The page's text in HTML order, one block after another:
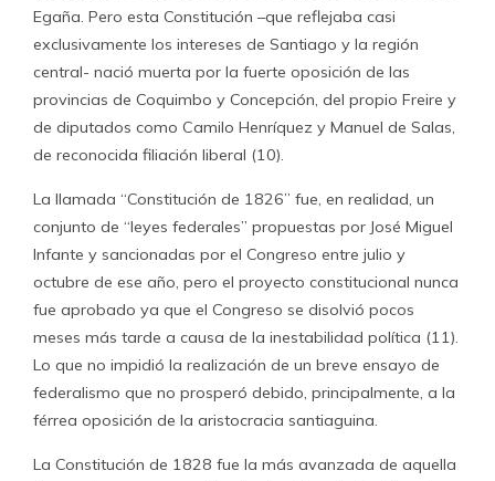
Egaña. Pero esta Constitución –que reflejaba casi
exclusivamente los intereses de Santiago y la región
central- nació muerta por la fuerte oposición de las
provincias de Coquimbo y Concepción, del propio Freire y
de diputados como Camilo Henríquez y Manuel de Salas,
de reconocida filiación liberal (10).
La llamada “Constitución de 1826” fue, en realidad, un
conjunto de “leyes federales” propuestas por José Miguel
Infante y sancionadas por el Congreso entre julio y
octubre de ese año, pero el proyecto constitucional nunca
fue aprobado ya que el Congreso se disolvió pocos
meses más tarde a causa de la inestabilidad política (11).
Lo que no impidió la realización de un breve ensayo de
federalismo que no prosperó debido, principalmente, a la
férrea oposición de la aristocracia santiaguina.
La Constitución de 1828 fue la más avanzada de aquella